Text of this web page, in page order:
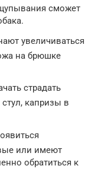
сможет
увеличиваться
на брюшке
страдать
капризы в
или имеют
обратиться к